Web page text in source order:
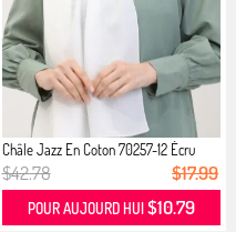
Châle Jazz En Coton 70257-12 Écru
$42.78 $17.99
POUR AUJOURD HUI$10.79